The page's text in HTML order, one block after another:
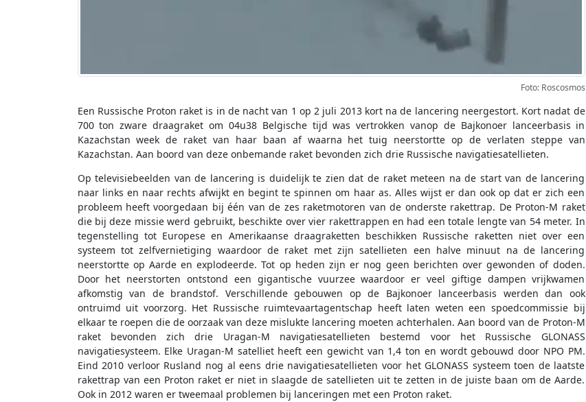
Foto: Roscosmos
Een Russische Proton raket is in de nacht van 1 op 2 juli 2013 kort na de lancering neergestort. Kort nadat de
700 ton zware draagraket om 04u38 Belgische tijd was vertrokken vanop de Bajkonoer lanceerbasis in
Kazachstan week de raket van haar baan af waarna het tuig neerstortte op de verlaten steppe van
Kazachstan. Aan boord van deze onbemande raket bevonden zich drie Russische navigatiesatellieten.
Op televisiebeelden van de lancering is duidelijk te zien dat de raket meteen na de start van de lancering
naar links en naar rechts afwijkt en begint te spinnen om haar as. Alles wijst er dan ook op dat er zich een
probleem heeft voorgedaan bij één van de zes raketmotoren van de onderste rakettrap. De Proton-M raket
die bij deze missie werd gebruikt, beschikte over vier rakettrappen en had een totale lengte van 54 meter. In
tegenstelling tot Europese en Amerikaanse draagraketten beschikken Russische raketten niet over een
systeem tot zelfvernietiging waardoor de raket met zijn satellieten een halve minuut na de lancering
neerstortte op Aarde en explodeerde. Tot op heden zijn er nog geen berichten over gewonden of doden.
Door het neerstorten ontstond een gigantische vuurzee waardoor er veel giftige dampen vrijkwamen
afkomstig van de brandstof. Verschillende gebouwen op de Bajkonoer lanceerbasis werden dan ook
ontruimd uit voorzorg. Het Russische ruimtevaartagentschap heeft laten weten een spoedcommissie bij
elkaar te roepen die de oorzaak van deze mislukte lancering moeten achterhalen. Aan boord van de Proton-M
raket bevonden zich drie Uragan-M navigatiesatellieten bestemd voor het Russische GLONASS
navigatiesysteem. Elke Uragan-M satelliet heeft een gewicht van 1,4 ton en wordt gebouwd door NPO PM.
Eind 2010 verloor Rusland nog al eens drie navigatiesatellieten voor het GLONASS systeem toen de laatste
rakettrap van een Proton raket er niet in slaagde de satellieten uit te zetten in de juiste baan om de Aarde.
Ook in 2012 waren er tweemaal problemen bij lanceringen met een Proton raket.